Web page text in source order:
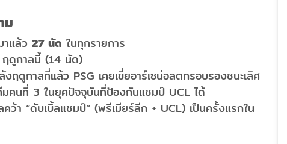
ม
แล้ว 27 นัด ในทุกรายการ
ฤดูกาลนี้ (14 นัด)
ดูกาลที่แล้ว PSG เคยเขี่ยอาร์เซน่อลตกรอบรองชนะเลิศ
มคนที่ 3 ในยุคปัจจุบันที่ป้องกันแชมป์ UCL ได้
คว้า “ดับเบิ้ลแชมป์” (พรีเมียร์ลีก + UCL) เป็นครั้งแรกใน